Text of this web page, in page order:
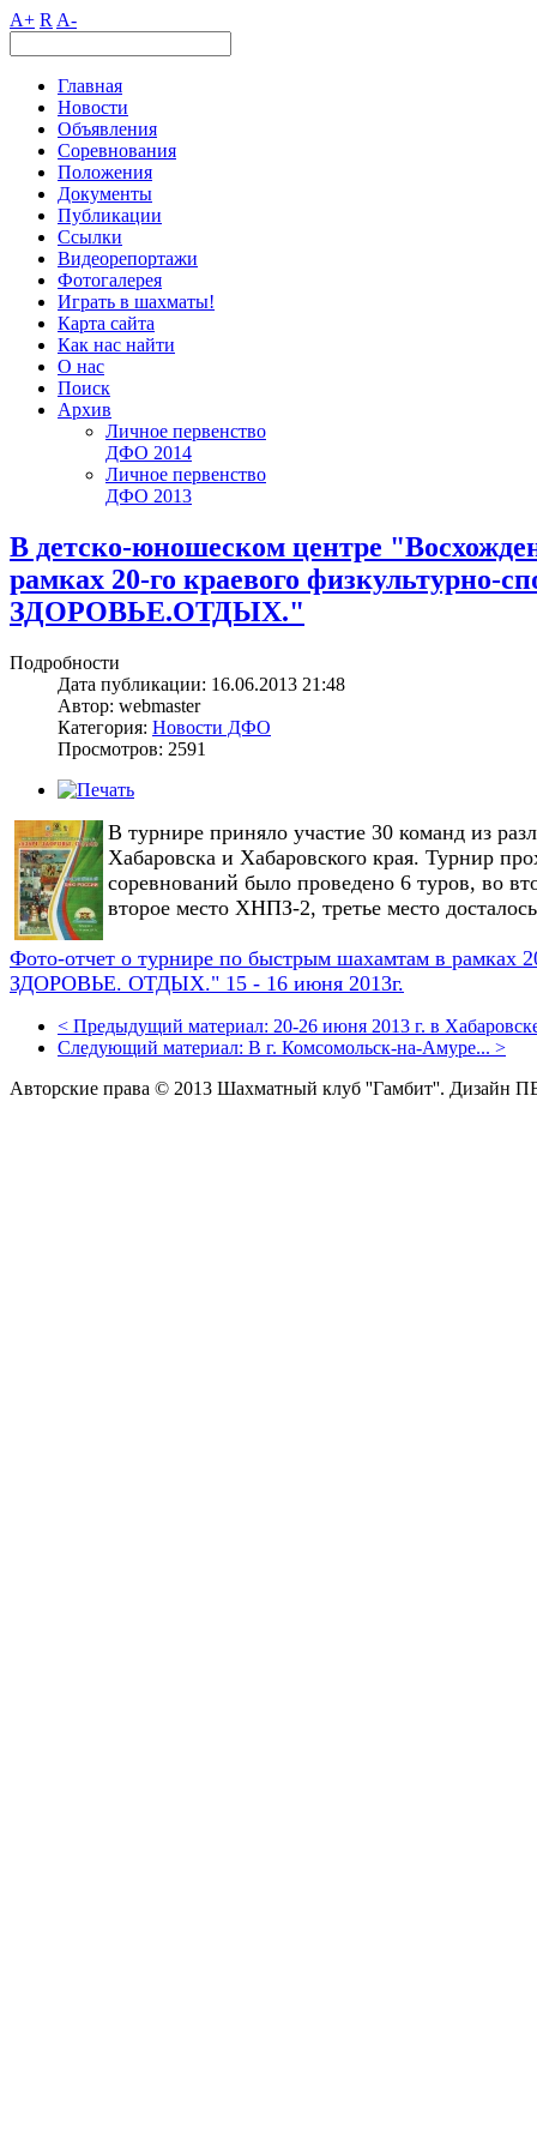
A+ R A-
Главная
Новости
Объявления
Соревнования
Положения
Документы
Публикации
Ссылки
Видеорепортажи
Фотогалерея
Играть в шахматы!
Карта сайта
Как нас найти
О нас
Поиск
Архив
Личное первенство
ДФО 2014
Личное первенство
ДФО 2013
В детско-юношеском центре
рамках 20-го краевого физкультурно-
ЗДОРОВЬЕ.ОТДЫХ."
Подробности
Дата публикации: 16.06.2013 21:48
Автор: webmaster
Категория: Новости ДФО
Просмотров: 2591
В турнире приняло участие 30 команд из
Хабаровска и Хабаровского края. Турнир
соревнований было проведено 6 туров, во
второе место ХНПЗ-2, третье место
Фото-отчет о турнире по быстрым шахамтам в рамках
ЗДОРОВЬЕ. ОТДЫХ." 15 - 16 июня 2013г.
< Предыдущий материал: 20-26 июня 2013 г. в
Следующий материал: В г. Комсомольск-на-Амуре... >
Авторские права © 2013 Шахматный клуб ''Гамбит''. Дизайн